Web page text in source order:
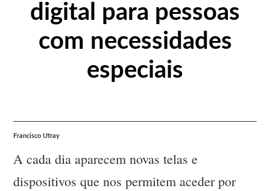
digital para pessoas
com necessidades
especiais
Francisco Utray
A cada dia aparecem novas telas e
dispositivos que nos permitem aceder por